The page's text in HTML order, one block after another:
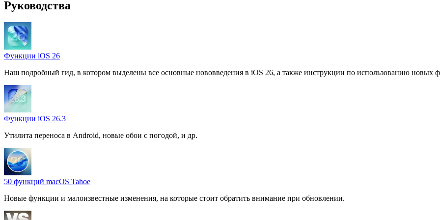
Руководства
Функции iOS 26
Наш подробный гид, в котором выделены все основные нововведения в iOS 26, а также инструкции по использованию новых
Функции iOS 26.3
Утилита переноса в Android, новые обои с погодой, и др.
50 функций macOS Tahoe
Новые функции и малоизвестные изменения, на которые стоит обратить внимание при обновлении.